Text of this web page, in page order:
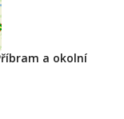
a okolní